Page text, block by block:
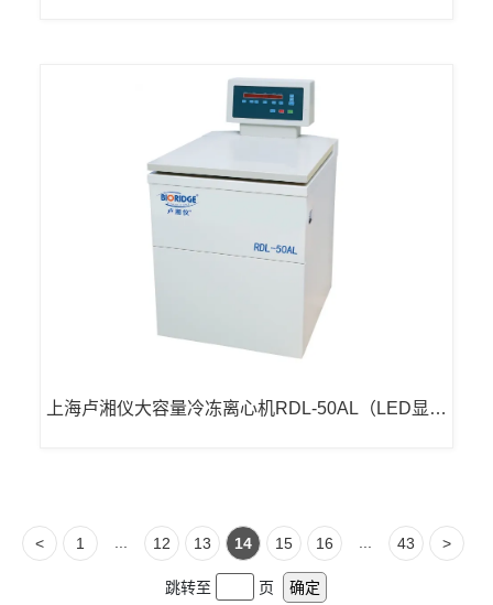
上海卢湘仪大容量冷冻离心机RDL-50AL（LED显
< 1 12 13 14 15 16 43 >
跳转至 页 确定